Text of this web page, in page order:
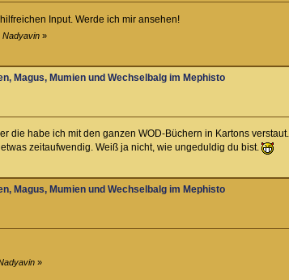
Input. Werde ich mir ansehen!
Nadyavin»
Magus, Mumien und Wechselbalg im Mephisto
die habe ich mit den ganzen WOD-Büchern in Kartons verstaut.
zeitaufwendig. Weiß ja nicht, wie ungeduldig du bist.
Magus, Mumien und Wechselbalg im Mephisto
»